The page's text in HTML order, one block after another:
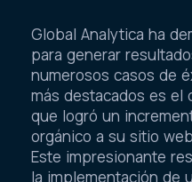
Global Analytica ha
para generar
numerosos casos de
más destacados es el
que logró un
orgánico a su sitio
Este impresionante
la implementación de